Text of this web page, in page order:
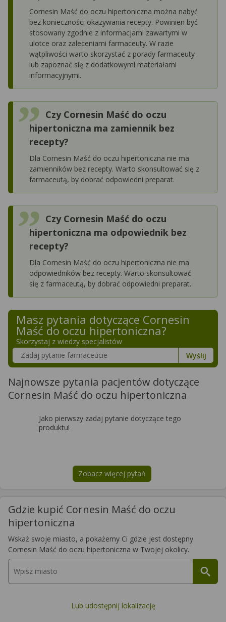
Cornesin Maść do oczu hipertoniczna można nabyć
bez konieczności okazywania recepty. Powinien być
stosowany zgodnie z informacjami zawartymi w
ulotce oraz zaleceniami farmaceuty. W razie
wątpliwości warto skorzystać z porady farmaceuty
lub zapoznać się z dodatkowymi materiałami
informacyjnymi.
Czy Cornesin Maść do oczu
hipertoniczna ma zamiennik bez
recepty?
Dla Cornesin Maść do oczu hipertoniczna nie ma
zamienników bez recepty. Warto skonsultować się z
farmaceutą, by dobrać odpowiedni preparat.
Czy Cornesin Maść do oczu
hipertoniczna ma odpowiednik bez
recepty?
Dla Cornesin Maść do oczu hipertoniczna nie ma
odpowiedników bez recepty. Warto skonsultować
się z farmaceutą, by dobrać odpowiedni preparat.
Masz pytania dotyczące Cornesin
Maść do oczu hipertoniczna?
Skorzystaj z wiedzy specjalistów
Szukaj w poradnikach o zdrowiu
Wyślij
Najnowsze pytania pacjentów dotyczące
Cornesin Maść do oczu hipertoniczna
Jako pierwszy zadaj pytanie dotyczące tego
produktu!
Zobacz więcej pytań
na tematCornesin Maść do oczu
Gdzie kupić Cornesin Maść do oczu
hipertoniczna
Wskaż swoje miasto, a pokażemy Ci gdzie jest dostępny
Cornesin Maść do oczu hipertoniczna w Twojej okolicy.
Lub udostępnij lokalizację